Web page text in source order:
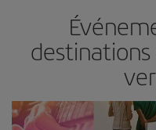
destinations